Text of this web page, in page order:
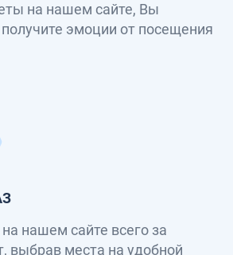
на нашем сайте, Вы
эмоции от посещения
нашем сайте всего за
выбрав места на удобной